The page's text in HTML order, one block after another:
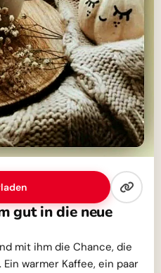
gut in die neue
mit ihm die Chance, die
warmer Kaffee, ein paar